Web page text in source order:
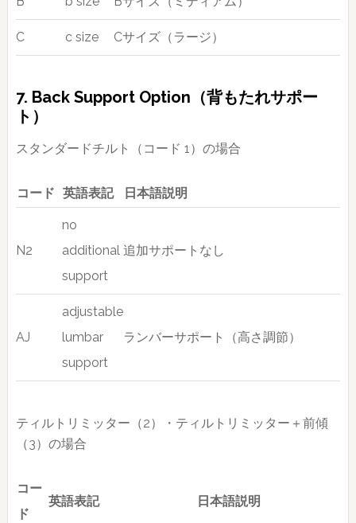
C c size Cサイズ（ラージ）
7. Back Support Option（背もたれサポー
ト）
スタンダードチルト（コード 1）の場合
コード 英語表記 日本語説明
N2
no
additional
support
追加サポートなし
AJ
adjustable
lumbar
support
ランバーサポート（高さ調節）
ティルトリミッター（2）・ティルトリミッター＋前傾
（3）の場合
コー
ド
英語表記 日本語説明